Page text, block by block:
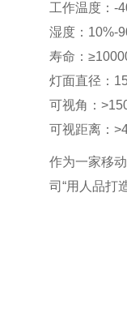
工作温度：-
湿度：10%-
寿命：
灯面直径：
可视角：
可视距离：
作为一家移
司“用人品打